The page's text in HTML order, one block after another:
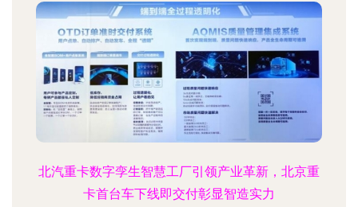
北汽重卡数字孪生智慧工厂引领产业革新，北京重
卡首台车下线即交付彰显智造实力